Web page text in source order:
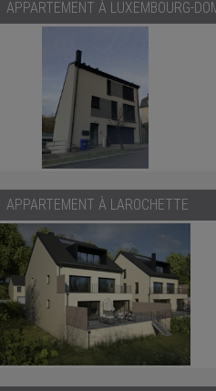
APPARTEMENT À LUXEMBOURG-
APPARTEMENT À LAROCHETTE